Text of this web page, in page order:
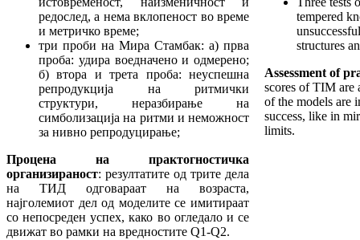
редослед, а нема вклопеност во време
и метричко време;
три проби на Мира Стамбак: а) прва
проба: удира воедначено и одмерено;
б) втора и трета проба: неуспешна
репродукција на ритмички
структури, неразбирање на
симболизација на ритми и неможност
за нивно репродуцирање;
Процена на практогностичка
организираност: резултатите од трите дела
на ТИД одговараат на возраста,
најголемиот дел од моделите се имитираат
со непосреден успех, како во огледало и се
движат во рамки на вредностите Q1-Q2.
tempered
structures
Assessment of
scores of TIM are
of the models are
success, like in
limits.